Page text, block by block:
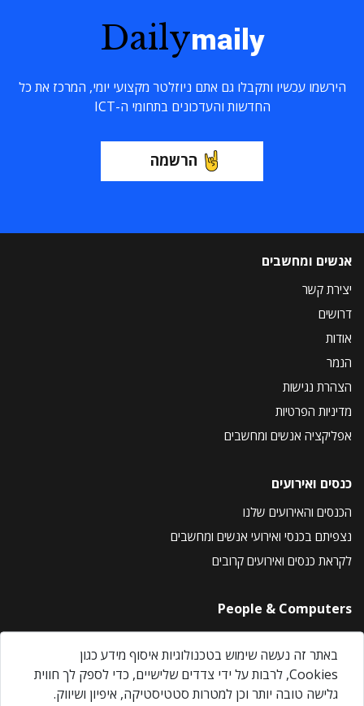
Dailymaily
הירשמו עכשיו ותקבלו גם אתם ניוזלטר מקצועי יומי, המרכז את כל
החדשות והעדכונים בתחומי ה-ICT
הרשמה
אנשים ומחשבים
יצירת קשר
דרושים
אודות
הנמר
הצהרת נגישות
מדיניות הפרטיות
אפליקציה אנשים ומחשבים
כנסים ואירועים
הכנסים והאירועים שלנו
נצפיתם בכנסי ואירועי אנשים ומחשבים
לקראת כנסים ואירועים קרובים
People & Computers
About Us
Privacy Policy
Contact Us
באתר זה נעשה שימוש בטכנולוגיות איסוף מידע כגון
Cookies, לרבות על ידי צדדים שלישיים, כדי לספק לך חווית
גלישה טובה יותר וכן למטרות סטטיסטיקה, איפיון ושיווק.